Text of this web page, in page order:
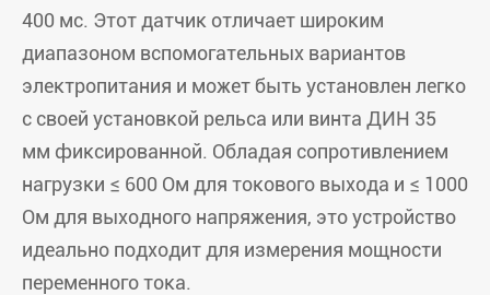
400 мс. Этот датчик отличает широким
диапазоном вспомогательных вариантов
электропитания и может быть установлен легко
с своей установкой рельса или винта ДИН 35
мм фиксированной. Обладая сопротивлением
нагрузки ≤ 600 Ом для токового выхода и ≤ 1000
Ом для выходного напряжения, это устройство
идеально подходит для измерения мощности
переменного тока.